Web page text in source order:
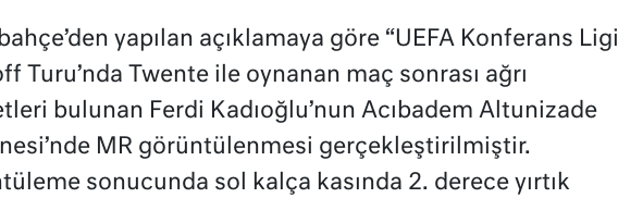
yapılan açıklamaya göre “UEFA Konferans Ligi
Turu’nda Twente ile oynanan maç sonrası ağrı
bulunan Ferdi Kadıoğlu’nun Acıbadem Altunizade
MR görüntülenmesi gerçekleştirilmiştir.
sonucunda sol kalça kasında 2. derece yırtık